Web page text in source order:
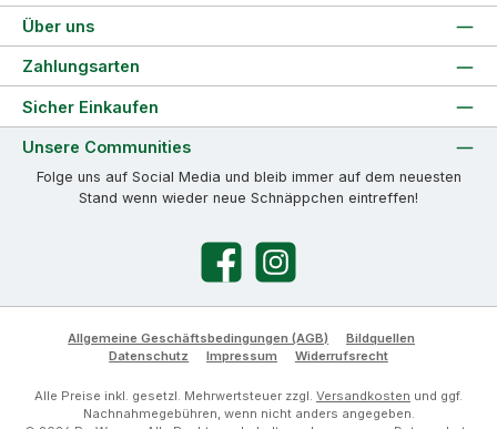
Über uns
Zahlungsarten
Sicher Einkaufen
Unsere Communities
Folge uns auf Social Media und bleib immer auf dem neuesten
Stand wenn wieder neue Schnäppchen eintreffen!
FacebookInstagram
Allgemeine Geschäftsbedingungen (AGB)
Bildquellen
Datenschutz
Impressum Widerrufsrecht
Alle Preise inkl. gesetzl. Mehrwertsteuer zzgl. Versandkosten und ggf.
Nachnahmegebühren, wenn nicht anders angegeben.